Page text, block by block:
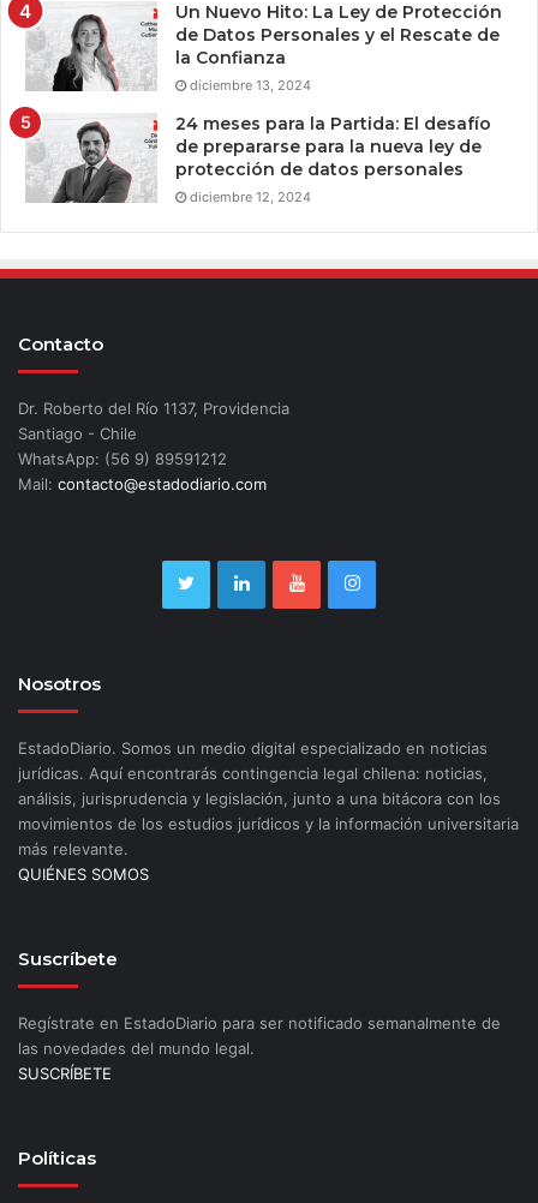
Un Nuevo Hito: La Ley de Protección
de Datos Personales y el Rescate de
la Confianza
diciembre 13, 2024
24 meses para la Partida: El desafío
de prepararse para la nueva ley de
protección de datos personales
diciembre 12, 2024
Contacto
Dr. Roberto del Río 1137, Providencia
Santiago - Chile
WhatsApp: (56 9) 89591212
Mail: contacto@estadodiario.com
Nosotros
EstadoDiario. Somos un medio digital especializado en noticias
jurídicas. Aquí encontrarás contingencia legal chilena: noticias,
análisis, jurisprudencia y legislación, junto a una bitácora con los
movimientos de los estudios jurídicos y la información universitaria
más relevante.
QUIÉNES SOMOS
Suscríbete
Regístrate en EstadoDiario para ser notificado semanalmente de
las novedades del mundo legal.
SUSCRÍBETE
Políticas